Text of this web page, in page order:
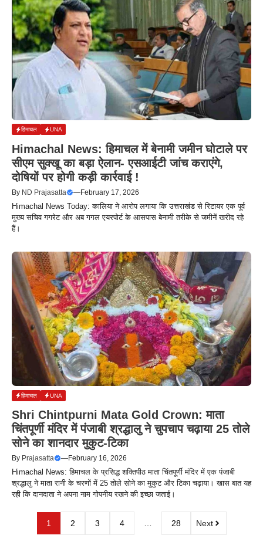
हिमाचल UNA
Himachal News: हिमाचल में बेनामी जमीन घोटाले पर
सीएम सुक्खू का बड़ा ऐलान- एसआईटी जांच कराएंगे,
दोषियों पर होगी कड़ी कार्रवाई !
By ND Prajasatta —February 17, 2026
Himachal News Today: कालिया ने आरोप लगाया कि उत्तराखंड से रिटायर एक पूर्व
मुख्य सचिव गगरेट और अब गगल एयरपोर्ट के आसपास बेनामी तरीके से जमीनें खरीद रहे
हैं।
हिमाचल UNA
Shri Chintpurni Mata Gold Crown: माता
चिंतपूर्णी मंदिर में पंजाबी श्रद्धालु ने चुपचाप चढ़ाया 25 तोले
सोने का शानदार मुकुट-टिका
By Prajasatta —February 16, 2026
Himachal News: हिमाचल के प्रसिद्ध शक्तिपीठ माता चिंतपूर्णी मंदिर में एक पंजाबी
श्रद्धालु ने माता रानी के चरणों में 25 तोले सोने का मुकुट और टिका चढ़ाया। खास बात यह
रही कि दानदाता ने अपना नाम गोपनीय रखने की इच्छा जताई।
1 2 3 4 … 28 Next